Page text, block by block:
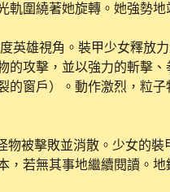
圍繞著她旋轉。她強勢地
雄視角。裝甲少女釋放
的攻擊，並以強力的斬擊
窗戶）。動作激烈，粒子
擊敗並消散。少女的裝
，若無其事地繼續閱讀。